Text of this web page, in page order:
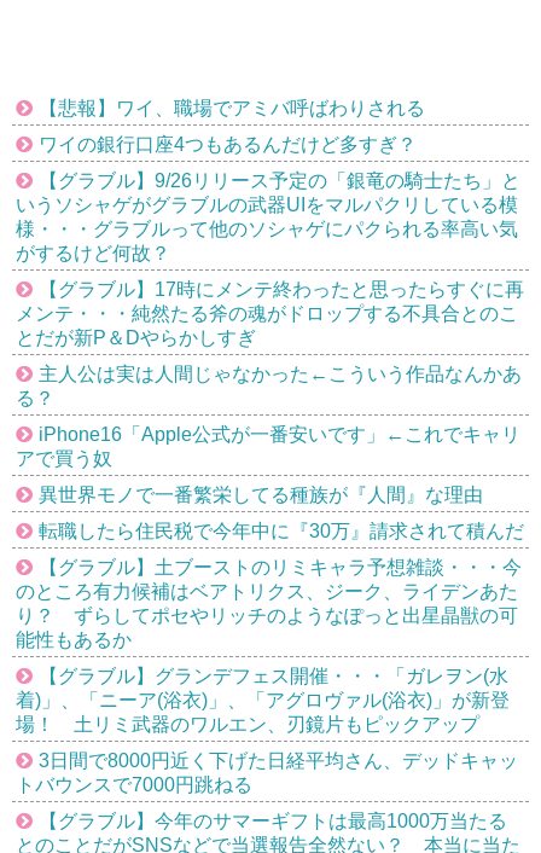
【悲報】ワイ、職場でアミバ呼ばわりされる
ワイの銀行口座4つもあるんだけど多すぎ？
【グラブル】9/26リリース予定の「銀竜の騎士たち」と
いうソシャゲがグラブルの武器UIをマルパクリしている模
様・・・グラブルって他のソシャゲにパクられる率高い気
がするけど何故？
【グラブル】17時にメンテ終わったと思ったらすぐに再
メンテ・・・純然たる斧の魂がドロップする不具合とのこ
とだが新P＆Dやらかしすぎ
主人公は実は人間じゃなかった←こういう作品なんかあ
る？
iPhone16「Apple公式が一番安いです」←これでキャリ
アで買う奴
異世界モノで一番繁栄してる種族が『人間』な理由
転職したら住民税で今年中に『30万』請求されて積んだ
【グラブル】土ブーストのリミキャラ予想雑談・・・今
のところ有力候補はベアトリクス、ジーク、ライデンあた
り？ ずらしてポセやリッチのようなぽっと出星晶獣の可
能性もあるか
【グラブル】グランデフェス開催・・・「ガレヲン(水
着)」、「ニーア(浴衣)」、「アグロヴァル(浴衣)」が新登
場！ 土リミ武器のワルエン、刃鏡片もピックアップ
3日間で8000円近く下げた日経平均さん、デッドキャッ
トバウンスで7000円跳ねる
【グラブル】今年のサマーギフトは最高1000万当たる
とのことだがSNSなどで当選報告全然ない？ 本当に当た